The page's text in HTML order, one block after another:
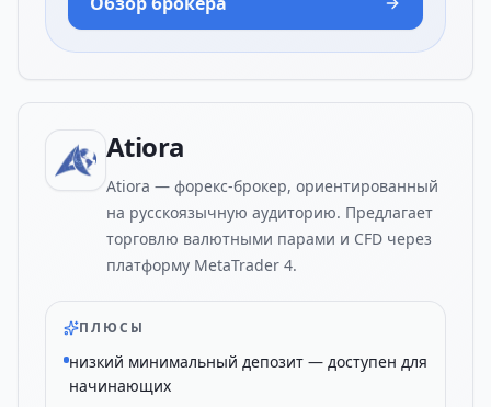
Atiora
Atiora — форекс-брокер, ориентированный
на русскоязычную аудиторию. Предлагает
торговлю валютными парами и CFD через
платформу MetaTrader 4.
ПЛЮСЫ
низкий минимальный депозит — доступен для
начинающих